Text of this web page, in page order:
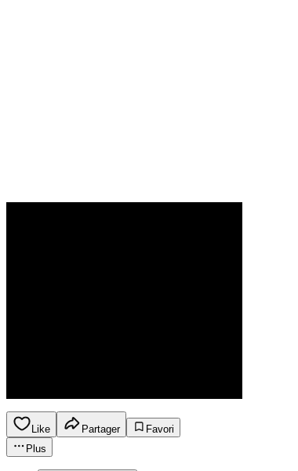
Like Partager
Favori
Plus